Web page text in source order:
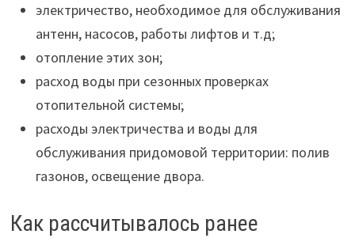
электричество, необходимое для обслуживания
антенн, насосов, работы лифтов и т.д;
отопление этих зон;
расход воды при сезонных проверках
отопительной системы;
расходы электричества и воды для
обслуживания придомовой территории: полив
газонов, освещение двора.
Как рассчитывалось ранее